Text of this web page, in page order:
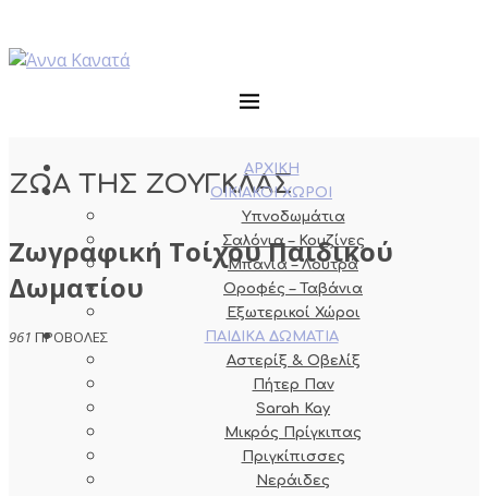
ΑΡΧΙΚΗ
ΟΙΚΙΑΚΟΙ ΧΩΡΟΙ
Υπνοδωμάτια
Σαλόνια – Κουζίνες
Μπάνια – Λουτρά
Οροφές – Ταβάνια
Εξωτερικοί Χώροι
ΠΑΙΔΙΚΑ ΔΩΜΑΤΙΑ
Αστερίξ & Οβελίξ
Πήτερ Παν
Sarah Kay
Μικρός Πρίγκιπας
Πριγκίπισσες
Νεράιδες
ΖΩΑ ΤΗΣ ΖΟΥΓΚΛΑΣ
Ζωγραφική Τοίχου Παιδικού
Δωματίου
961 ΠΡΟΒΟΛΕΣ